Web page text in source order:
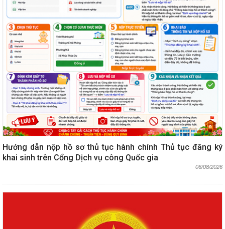
Hướng dẫn nộp hồ sơ thủ tục hành chính Thủ tục đăng ký
khai sinh trên Cổng Dịch vụ công Quốc gia
06/08/2026